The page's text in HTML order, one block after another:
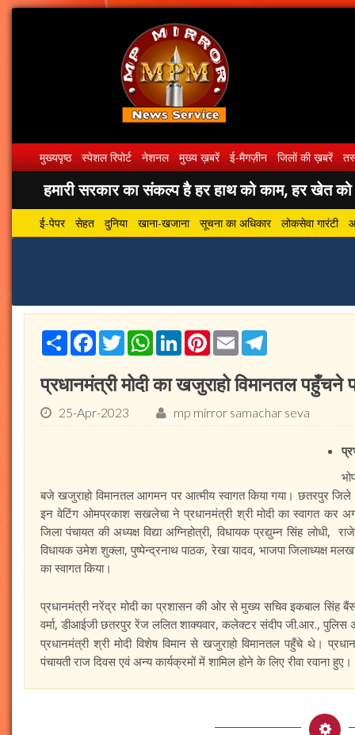
मुख्यपृष्ठ स्पेशल रिपोर्ट नेशनल मुख्य ख़बरें ई-मैगज़ीन जिलों की ख़बरें
हमारी सरकार का संकल्प है हर हाथ को काम, हर खेत को
ई-पेपर सेहत दुनिया खाना-खजाना सूचना का अधिकार लोकसेवा गारंटी
ShareFacebook
TwitterWhatsApp
LinkedInPinterest
Email
प्रधानमंत्री मोदी का खजुराहो विमानतल
25-Apr-2023 mp mirror samachar seva
बजे खजुराहो विमानतल आगमन पर आत्मीय स्वागत किया गया। छतरपुर जिले
इन वेटिंग ओमप्रकाश सखलेचा ने प्रधानमंत्री श्री मोदी का स्वागत कर
जिला पंचायत की अध्यक्ष विद्या अग्निहोत्री, विधायक प्रद्युम्न सिंह लोधी,
विधायक उमेश शुक्ला, पुष्पेन्द्रनाथ पाठक, रेखा यादव, भाजपा जिलाध्यक्ष
का स्वागत किया।
प्रधानमंत्री नरेंद्र मोदी का प्रशासन की ओर से मुख्य सचिव इकबाल सिंह
वर्मा, डीआईजी छतरपुर रेंज ललित शाक्यवार, कलेक्टर संदीप जी.आर., पुलिस
प्रधानमंत्री श्री मोदी विशेष विमान से खजुराहो विमानतल पहुँचे थे।
पंचायती राज दिवस एवं अन्य कार्यक्रमों में शामिल होने के लिए रीवा रवाना हुए।